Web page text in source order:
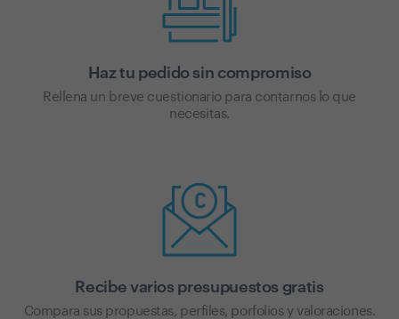
Haz tu pedido sin compromiso
Rellena un breve cuestionario para contarnos lo que
necesitas.
Recibe varios presupuestos gratis
Compara sus propuestas, perfiles, porfolios y valoraciones.